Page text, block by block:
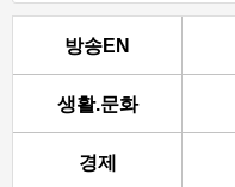
방송EN
생활.문화
경제